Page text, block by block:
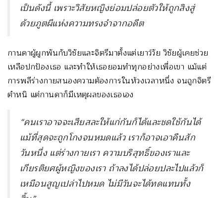
เป็นดังนี้ เพราะวิสัยหญิงย่อมปล่อยตัวให้ถูกสิงสู่
ด้วยภูตผีแห่งความทรงจำจากอดีต
กานดาผู้ผูกพันกับวิชัยและจิตรีมาตั้งแต่เยาว์วัย วิชัยผู้เคยช่วย
เหลือปกป้องเธอ และทำให้เธอยอมทำทุกอย่างเพื่อเขา แม้แต่
การพลีร่างกายสนองความต้องการในห้วงเวลาหนึ่ง จนถูกจิตรี
ตำหนิ แต่กานดาก็มีเหตุผลของเธอเอง
“คนเราอาจจะเสียสละให้แก่กันก็ได้และชดใช้กันได้
แม้ที่สุดจะถูกโกงจนหมดแล้ว เราก็อาจเอาคืนสัก
วันหนึ่ง แต่ร่างกายเรา ความบริสุทธิ์ของเราและ
เกียรติยศผู้หญิงของเรา ถ้าลงได้ปล่อยปละไปแล้วก็
เหมือนสูญเปล่าไปหมด ไม่มีวันจะได้ทดแทนทั้ง